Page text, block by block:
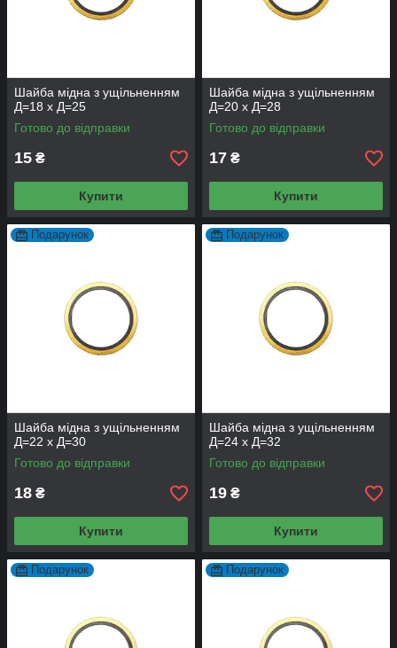
Шайба мідна з ущільненням
Д=18 х Д=25
Готово до відправки
15 ₴
Купити
Шайба мідна з ущільненням
Д=20 х Д=28
Готово до відправки
17 ₴
Купити
Подарунок
Шайба мідна з ущільненням
Д=22 х Д=30
Готово до відправки
18 ₴
Купити
Подарунок
Шайба мідна з ущільненням
Д=24 х Д=32
Готово до відправки
19 ₴
Купити
Подарунок Подарунок